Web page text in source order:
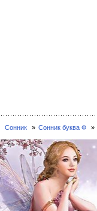
Сонник Сонник буква Ф